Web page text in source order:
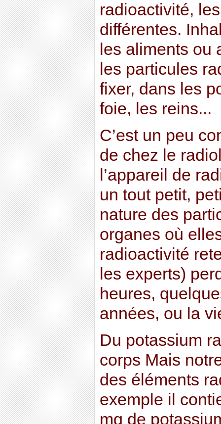
radioactivité,
différentes.
les aliments ou
les particules
fixer, dans les
foie, les reins...
C’est un peu
de chez le
l’appareil de
un tout petit,
nature des
organes où
radioactivité
les experts)
heures,
années, ou la
Du potassium
corps Mais
des éléments
exemple il
mg de